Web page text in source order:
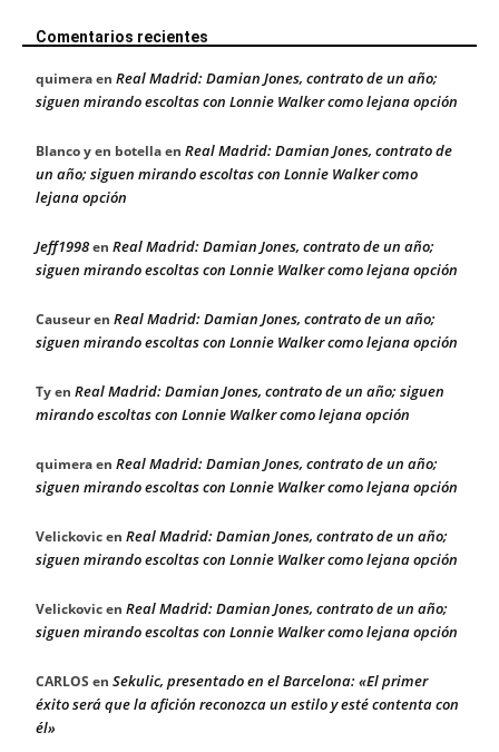
Comentarios recientes
quimeraen Real Madrid: Damian Jones, contrato de un año;
siguen mirando escoltas con Lonnie Walker como lejana opción
Blanco y en botellaen Real Madrid: Damian Jones, contrato de
un año; siguen mirando escoltas con Lonnie Walker como
lejana opción
Jeff1998en Real Madrid: Damian Jones, contrato de un año;
siguen mirando escoltas con Lonnie Walker como lejana opción
Causeuren Real Madrid: Damian Jones, contrato de un año;
siguen mirando escoltas con Lonnie Walker como lejana opción
Tyen Real Madrid: Damian Jones, contrato de un año; siguen
mirando escoltas con Lonnie Walker como lejana opción
quimeraen Real Madrid: Damian Jones, contrato de un año;
siguen mirando escoltas con Lonnie Walker como lejana opción
Velickovicen Real Madrid: Damian Jones, contrato de un año;
siguen mirando escoltas con Lonnie Walker como lejana opción
Velickovicen Real Madrid: Damian Jones, contrato de un año;
siguen mirando escoltas con Lonnie Walker como lejana opción
CARLOS en Sekulic, presentado en el Barcelona: «El primer
éxito será que la afición reconozca un estilo y esté contenta con
él»